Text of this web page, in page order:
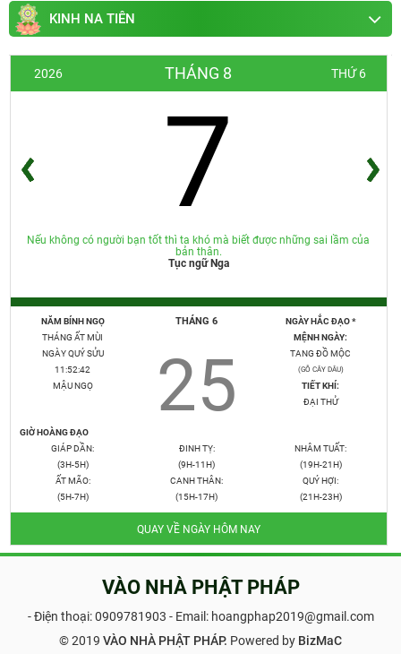
KINH NA TIÊN
2026 THÁNG 8 THỨ 6
7
Nếu không có người bạn tốt thì ta khó mà biết được những sai lầm của
bản thân.
Tục ngữ Nga
NĂM BÍNH NGỌ
THÁNG ẤT MÙI
NGÀY QUÝ SỬU
11:52:43
MẬU NGỌ
THÁNG 6
25
NGÀY HẮC ĐẠO *
MỆNH NGÀY:
TANG ĐỒ MỘC
(GỖ CÂY DÂU)
TIẾT KHÍ:
ĐẠI THỬ
GIỜ HOÀNG ĐẠO
GIÁP DẦN:
(3H-5H)
ẤT MÃO:
(5H-7H)
ĐINH TỴ:
(9H-11H)
CANH THÂN:
(15H-17H)
NHÂM TUẤT:
(19H-21H)
QUÝ HỢI:
(21H-23H)
QUAY VỀ NGÀY HÔM NAY
VÀO NHÀ PHẬT PHÁP
- Điện thoại:0909781903 - Email: hoangphap2019@gmail.com
© 2019 VÀO NHÀ PHẬT PHÁP. Powered by BizMaC